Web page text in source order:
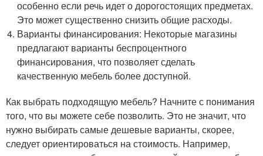
особенно если речь идет о дорогостоящих предметах.
Это может существенно снизить общие расходы.
Варианты финансирования: Некоторые магазины
предлагают варианты беспроцентного
финансирования, что позволяет сделать
качественную мебель более доступной.
Как выбрать подходящую мебель? Начните с понимания
того, что вы можете себе позволить. Это не значит, что
нужно выбирать самые дешевые варианты, скорее,
следует ориентироваться на стоимость. Например,